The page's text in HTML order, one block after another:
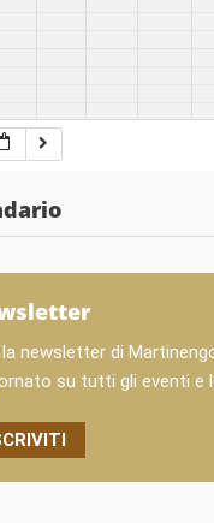
newsletter di
su tutti gli eventi e